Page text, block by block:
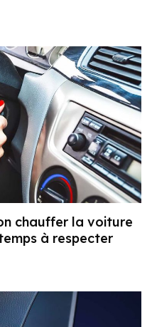
chauffer la voiture
à respecter